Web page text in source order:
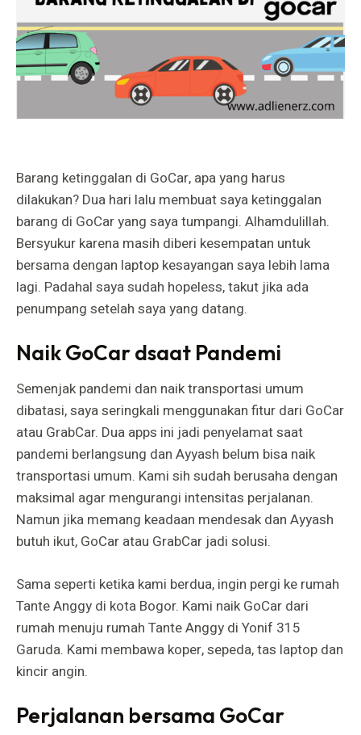
Barang ketinggalan di GoCar, apa yang harus
dilakukan? Dua hari lalu membuat saya ketinggalan
barang di GoCar yang saya tumpangi. Alhamdulillah.
Bersyukur karena masih diberi kesempatan untuk
bersama dengan laptop kesayangan saya lebih lama
lagi. Padahal saya sudah hopeless, takut jika ada
penumpang setelah saya yang datang.
Naik GoCar dsaat Pandemi
Semenjak pandemi dan naik transportasi umum
dibatasi, saya seringkali menggunakan fitur dari GoCar
atau GrabCar. Dua apps ini jadi penyelamat saat
pandemi berlangsung dan Ayyash belum bisa naik
transportasi umum. Kami sih sudah berusaha dengan
maksimal agar mengurangi intensitas perjalanan.
Namun jika memang keadaan mendesak dan Ayyash
butuh ikut, GoCar atau GrabCar jadi solusi.
Sama seperti ketika kami berdua, ingin pergi ke rumah
Tante Anggy di kota Bogor. Kami naik GoCar dari
rumah menuju rumah Tante Anggy di Yonif 315
Garuda. Kami membawa koper, sepeda, tas laptop dan
kincir angin.
Perjalanan bersama GoCar